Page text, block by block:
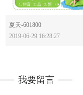
夏天-601800
2019-06-29 16:28:27
我要留言